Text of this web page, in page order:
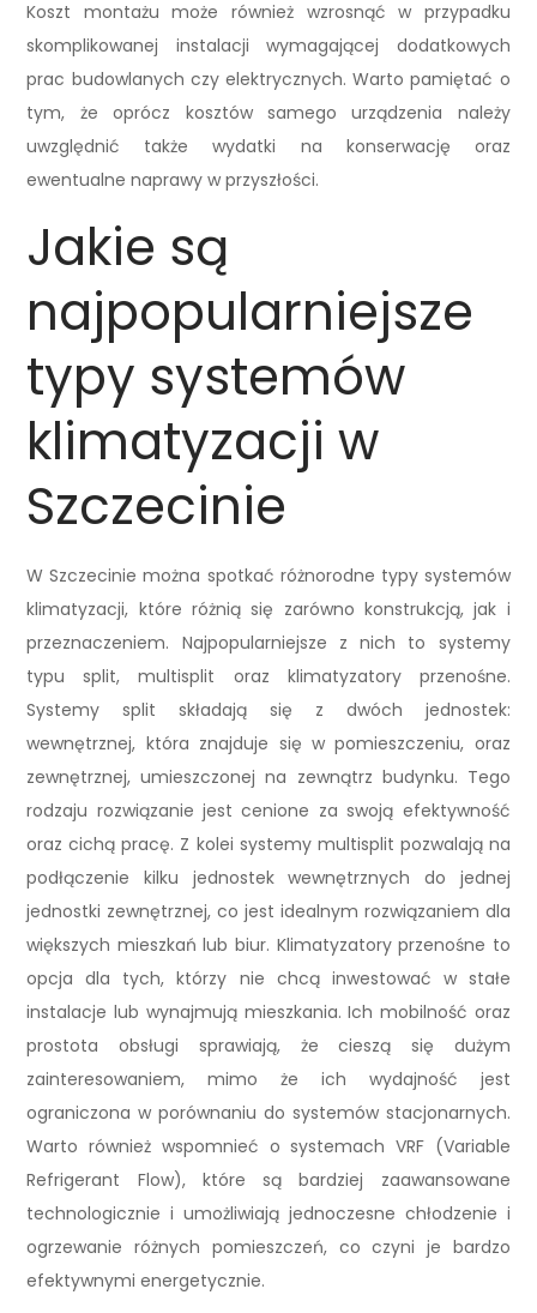
Koszt montażu może również wzrosnąć w przypadku
skomplikowanej instalacji wymagającej dodatkowych
prac budowlanych czy elektrycznych. Warto pamiętać o
tym, że oprócz kosztów samego urządzenia należy
uwzględnić także wydatki na konserwację oraz
ewentualne naprawy w przyszłości.
Jakie są
najpopularniejsze
typy systemów
klimatyzacji w
Szczecinie
W Szczecinie można spotkać różnorodne typy systemów
klimatyzacji, które różnią się zarówno konstrukcją, jak i
przeznaczeniem. Najpopularniejsze z nich to systemy
typu split, multisplit oraz klimatyzatory przenośne.
Systemy split składają się z dwóch jednostek:
wewnętrznej, która znajduje się w pomieszczeniu, oraz
zewnętrznej, umieszczonej na zewnątrz budynku. Tego
rodzaju rozwiązanie jest cenione za swoją efektywność
oraz cichą pracę. Z kolei systemy multisplit pozwalają na
podłączenie kilku jednostek wewnętrznych do jednej
jednostki zewnętrznej, co jest idealnym rozwiązaniem dla
większych mieszkań lub biur. Klimatyzatory przenośne to
opcja dla tych, którzy nie chcą inwestować w stałe
instalacje lub wynajmują mieszkania. Ich mobilność oraz
prostota obsługi sprawiają, że cieszą się dużym
zainteresowaniem, mimo że ich wydajność jest
ograniczona w porównaniu do systemów stacjonarnych.
Warto również wspomnieć o systemach VRF (Variable
Refrigerant Flow), które są bardziej zaawansowane
technologicznie i umożliwiają jednoczesne chłodzenie i
ogrzewanie różnych pomieszczeń, co czyni je bardzo
efektywnymi energetycznie.